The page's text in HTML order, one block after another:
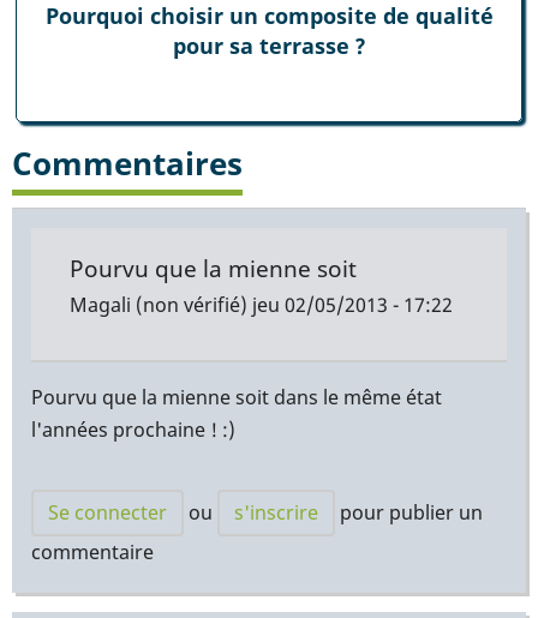
Pourquoi choisir un composite de qualité
pour sa terrasse ?
Commentaires
Pourvu que la mienne soit
Magali (non vérifié) jeu 02/05/2013 - 17:22
Pourvu que la mienne soit dans le même état
l'années prochaine ! :)
Se connecter ou s'inscrire
pour publier un
commentaire